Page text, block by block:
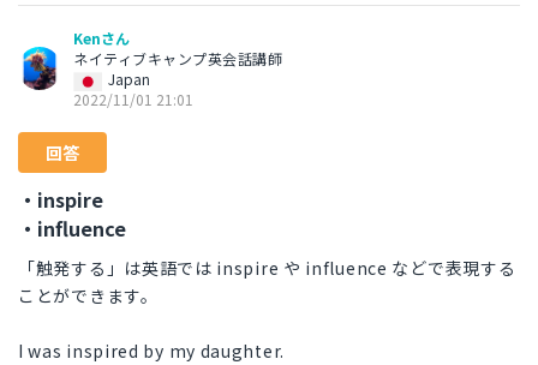
Kenさん
ネイティブキャンプ英会話講師
Japan
2022/11/01 21:01
回答
・inspire
・influence
「触発する」は英語では inspire や influence などで表現する
ことができます。
I was inspired by my daughter.